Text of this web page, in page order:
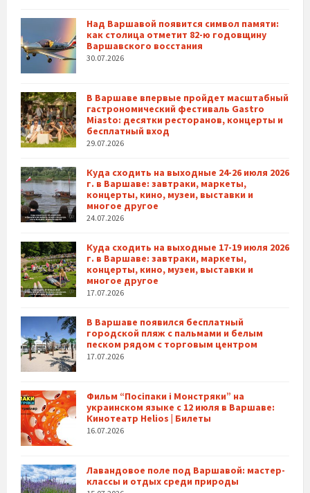
Над Варшавой появится символ памяти:
как столица отметит 82-ю годовщину
Варшавского восстания
30.07.2026
В Варшаве впервые пройдет масштабный
гастрономический фестиваль Gastro
Miasto: десятки ресторанов, концерты и
бесплатный вход
29.07.2026
Куда сходить на выходные 24-26 июля 2026
г. в Варшаве: завтраки, маркеты,
концерты, кино, музеи, выставки и
многое другое
24.07.2026
Куда сходить на выходные 17-19 июля 2026
г. в Варшаве: завтраки, маркеты,
концерты, кино, музеи, выставки и
многое другое
17.07.2026
В Варшаве появился бесплатный
городской пляж с пальмами и белым
песком рядом с торговым центром
17.07.2026
Фильм “Посіпаки і Монстряки” на
украинском языке с 12 июля в Варшаве:
Кинотеатр Helios | Билеты
16.07.2026
Лавандовое поле под Варшавой: мастер-
классы и отдых среди природы